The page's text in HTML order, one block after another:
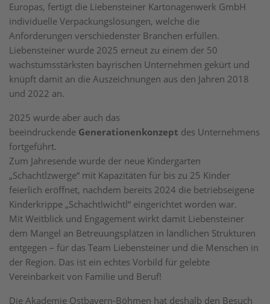
Europas, fertigt die Liebensteiner Kartonagenwerk GmbH
individuelle Verpackungslösungen, welche die
Anforderungen verschiedenster Branchen erfüllen.
Liebensteiner wurde 2025 erneut zu einem der 50
wachstumsstärksten bayrischen Unternehmen gekürt und
knüpft damit an die Auszeichnungen aus den Jahren 2018
und 2022 an.
2025 wurde aber auch das
beeindruckende Generationenkonzept des Unternehmens
fortgeführt.
Zum Jahresende wurde der neue Kindergarten
„Schachtlzwerge“ mit Kapazitäten für bis zu 25 Kinder
feierlich eröffnet, nachdem bereits 2024 die betriebseigene
Kinderkrippe „Schachtlwichtl“ eingerichtet worden war.
Mit Weitblick und Engagement wirkt damit Liebensteiner
dem Mangel an Betreuungsplätzen in ländlichen Strukturen
entgegen – für das Team Liebensteiner und die Menschen in
der Region. Das ist ein echtes Vorbild für gelebte
Vereinbarkeit von Familie und Beruf!
Die Akademie Ostbayern-Böhmen hat deshalb den Besuch